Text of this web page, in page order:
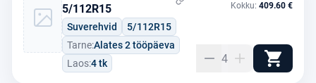
5/112R15
Suverehvid
5/112R15
Tarne:Alates 2 tööpäeva
Laos:4 tk
Kokku: 409.60 €
4